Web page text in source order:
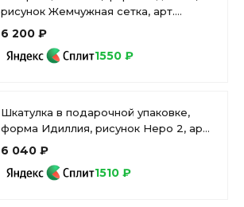
рисунок Жемчужная сетка, арт.
80.02896.00.1
6 200 ₽
1550 ₽
Шкатулка в подарочной упаковке,
форма Идиллия, рисунок Неро 2, арт
81.32912.00.1
6 040 ₽
1510 ₽